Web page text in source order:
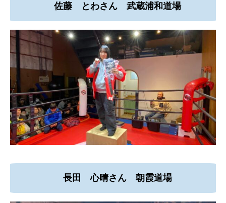
佐藤 とわさん 武蔵浦和道場
長田 心晴さん 朝霞道場